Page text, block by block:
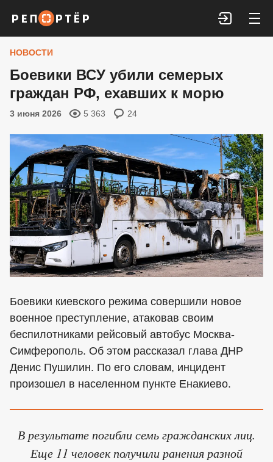
Войти
НОВОСТИ
Боевики ВСУ убили семерых
граждан РФ, ехавших к морю
3 июня 2026 5 363 24
Боевики киевского режима совершили новое
военное преступление, атаковав своим
беспилотниками рейсовый автобус Москва-
Симферополь. Об этом рассказал глава ДНР
Денис Пушилин. По его словам, инцидент
произошел в населенном пункте Енакиево.
В результате погибли семь гражданских лиц.
Еще 11 человек получили ранения разной